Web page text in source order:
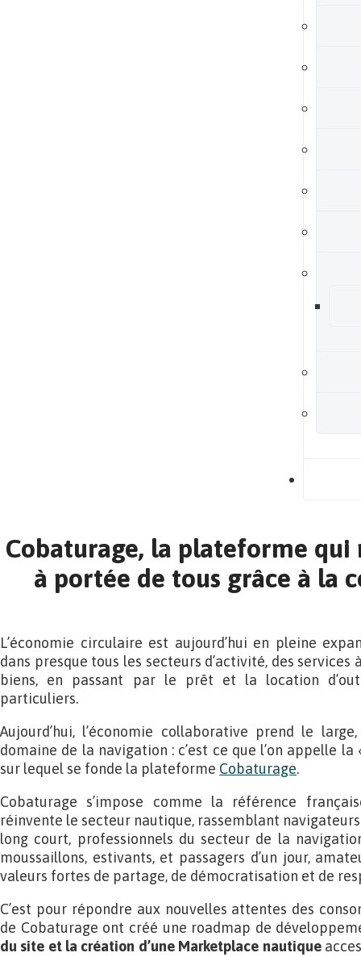
Cobaturage, la plateforme qui
à portée de tous grâce à la
L’économie circulaire est aujourd’hui en pleine
dans presque tous les secteurs d’activité, des
biens, en passant par le prêt et la location
particuliers.
Aujourd’hui, l’économie collaborative prend le
domaine de la navigation : c’est ce que l’on appelle
sur lequel se fonde la plateforme Cobaturage.
Cobaturage s’impose comme la référence
réinvente le secteur nautique, rassemblant
long court, professionnels du secteur de la
moussaillons, estivants, et passagers d’un jour,
valeurs fortes de partage, de démocratisation et de
C’est pour répondre aux nouvelles attentes des
de Cobaturage ont créé une roadmap de
du site et la création d’une Marketplace nautique